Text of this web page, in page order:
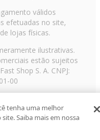
válidos
efetuadas no site,
lojas físicas.
ilustrativas.
estão sujeitos
Shop S. A. CNPJ:
00
11 3003-3728 ©
reservadosRF
tenha uma melhor
Saiba mais em nossa